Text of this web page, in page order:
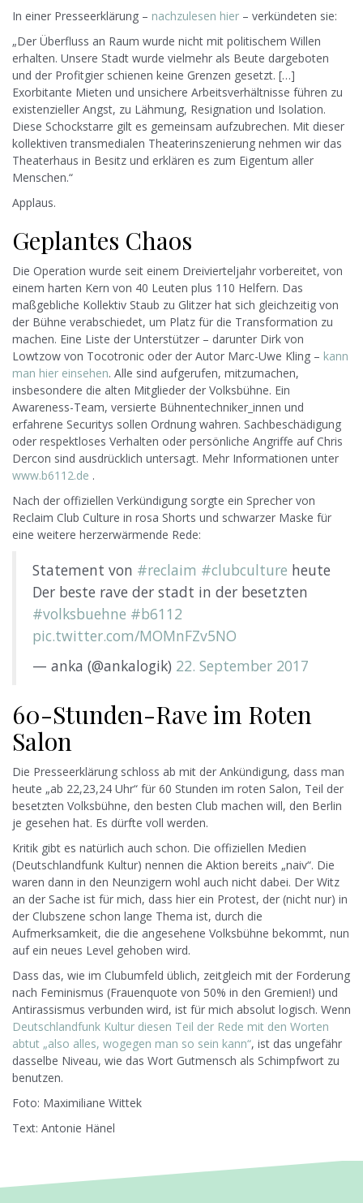
In einer Presseerklärung – nachzulesen hier – verkündeten sie:
„Der Überfluss an Raum wurde nicht mit politischem Willen
erhalten. Unsere Stadt wurde vielmehr als Beute dargeboten
und der Profitgier schienen keine Grenzen gesetzt. […]
Exorbitante Mieten und unsichere Arbeitsverhältnisse führen zu
existenzieller Angst, zu Lähmung, Resignation und Isolation.
Diese Schockstarre gilt es gemeinsam aufzubrechen. Mit dieser
kollektiven transmedialen Theaterinszenierung nehmen wir das
Theaterhaus in Besitz und erklären es zum Eigentum aller
Menschen.“
Applaus.
Geplantes Chaos
Die Operation wurde seit einem Dreivierteljahr vorbereitet, von
einem harten Kern von 40 Leuten plus 110 Helfern. Das
maßgebliche Kollektiv Staub zu Glitzer hat sich gleichzeitig von
der Bühne verabschiedet, um Platz für die Transformation zu
machen. Eine Liste der Unterstützer – darunter Dirk von
Lowtzow von Tocotronic oder der Autor Marc-Uwe Kling – kann
man hier einsehen. Alle sind aufgerufen, mitzumachen,
insbesondere die alten Mitglieder der Volksbühne. Ein
Awareness-Team, versierte Bühnentechniker_innen und
erfahrene Securitys sollen Ordnung wahren. Sachbeschädigung
oder respektloses Verhalten oder persönliche Angriffe auf Chris
Dercon sind ausdrücklich untersagt. Mehr Informationen unter
www.b6112.de .
Nach der offiziellen Verkündigung sorgte ein Sprecher von
Reclaim Club Culture in rosa Shorts und schwarzer Maske für
eine weitere herzerwärmende Rede:
Statement von #reclaim #clubculture heute
Der beste rave der stadt in der besetzten
#volksbuehne #b6112
pic.twitter.com/MOMnFZv5NO
— anka (@ankalogik) 22. September 2017
60-Stunden-Rave im Roten
Salon
Die Presseerklärung schloss ab mit der Ankündigung, dass man
heute „ab 22,23,24 Uhr“ für 60 Stunden im roten Salon, Teil der
besetzten Volksbühne, den besten Club machen will, den Berlin
je gesehen hat. Es dürfte voll werden.
Kritik gibt es natürlich auch schon. Die offiziellen Medien
(Deutschlandfunk Kultur) nennen die Aktion bereits „naiv“. Die
waren dann in den Neunzigern wohl auch nicht dabei. Der Witz
an der Sache ist für mich, dass hier ein Protest, der (nicht nur) in
der Clubszene schon lange Thema ist, durch die
Aufmerksamkeit, die die angesehene Volksbühne bekommt, nun
auf ein neues Level gehoben wird.
Dass das, wie im Clubumfeld üblich, zeitgleich mit der Forderung
nach Feminismus (Frauenquote von 50% in den Gremien!) und
Antirassismus verbunden wird, ist für mich absolut logisch. Wenn
Deutschlandfunk Kultur diesen Teil der Rede mit den Worten
abtut „also alles, wogegen man so sein kann“, ist das ungefähr
dasselbe Niveau, wie das Wort Gutmensch als Schimpfwort zu
benutzen.
Foto: Maximiliane Wittek
Text: Antonie Hänel